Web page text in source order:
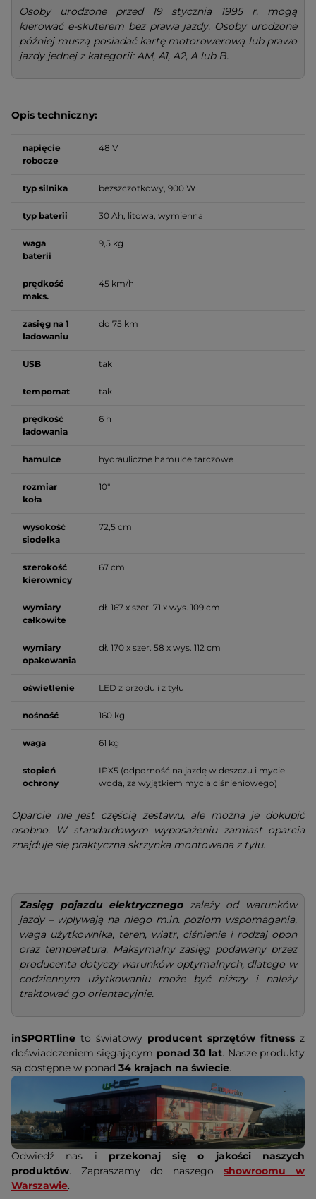
Osoby urodzone przed 19 stycznia 1995 r. mogą
kierować e-skuterem bez prawa jazdy. Osoby urodzone
później muszą posiadać kartę motorowerową lub prawo
jazdy jednej z kategorii: AM, A1, A2, A lub B.
Opis techniczny:
napięcie
robocze
48 V
typ silnika bezszczotkowy, 900 W
typ baterii 30 Ah, litowa, wymienna
waga
baterii
9,5 kg
prędkość
maks.
45 km/h
zasięg na 1
ładowaniu
do 75 km
USB tak
tempomat tak
prędkość
ładowania
6 h
hamulce hydrauliczne hamulce tarczowe
rozmiar
koła
10"
wysokość
siodełka
72,5 cm
szerokość
kierownicy
67 cm
wymiary
całkowite
dł. 167 x szer. 71 x wys. 109 cm
wymiary
opakowania
dł. 170 x szer. 58 x wys. 112 cm
oświetlenie LED z przodu i z tyłu
nośność 160 kg
waga 61 kg
stopień
ochrony
IPX5 (odporność na jazdę w deszczu i mycie
wodą, za wyjątkiem mycia ciśnieniowego)
Oparcie nie jest częścią zestawu, ale można je dokupić
osobno. W standardowym wyposażeniu zamiast oparcia
znajduje się praktyczna skrzynka montowana z tyłu.
Zasięg pojazdu elektrycznegozależy od warunków
jazdy – wpływają na niego m.in. poziom wspomagania,
waga użytkownika, teren, wiatr, ciśnienie i rodzaj opon
oraz temperatura. Maksymalny zasięg podawany przez
producenta dotyczy warunków optymalnych, dlatego w
codziennym użytkowaniu może być niższy i należy
traktować go orientacyjnie.
inSPORTline to światowy producent sprzętów fitness z
doświadczeniem sięgającym ponad 30 lat. Nasze produkty
są dostępne w ponad 34 krajach na świecie.
Odwiedź nas i przekonaj się o jakości naszych
produktów. Zapraszamy do naszego showroomu w
Warszawie.